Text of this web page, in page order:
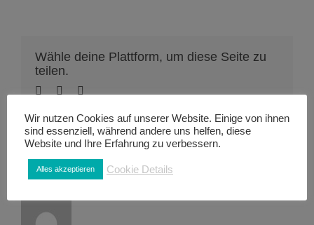
Wähle deine Plattform, um diese Seite zu
teilen.
About the Author:Daniel Geschwindner
Wir nutzen Cookies auf unserer Website. Einige von ihnen
sind essenziell, während andere uns helfen, diese
Website und Ihre Erfahrung zu verbessern.
Alles akzeptieren Cookie Details